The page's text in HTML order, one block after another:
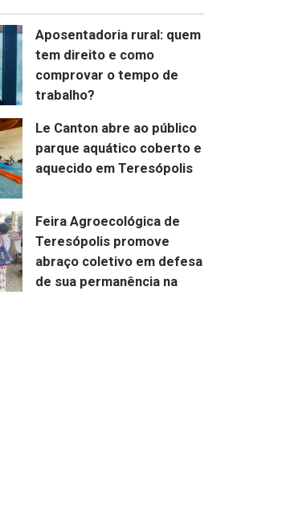
Aposentadoria rural: quem
tem direito e como
comprovar o tempo de
trabalho?
Le Canton abre ao público
parque aquático coberto e
aquecido em Teresópolis
Feira Agroecológica de
Teresópolis promove
abraço coletivo em defesa
de sua permanência na